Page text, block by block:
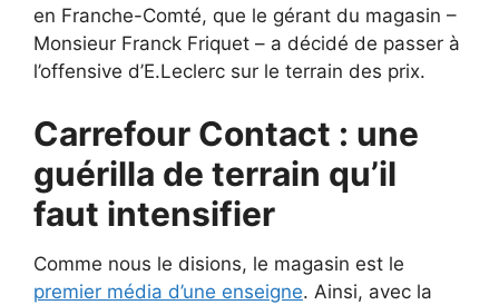
en Franche-Comté, que le gérant du magasin –
Monsieur Franck Friquet – a décidé de passer à
l’offensive d’E.Leclerc sur le terrain des prix.
Carrefour Contact : une
guérilla de terrain qu’il
faut intensifier
Comme nous le disions, le magasin est le
premier média d’une enseigne. Ainsi, avec la